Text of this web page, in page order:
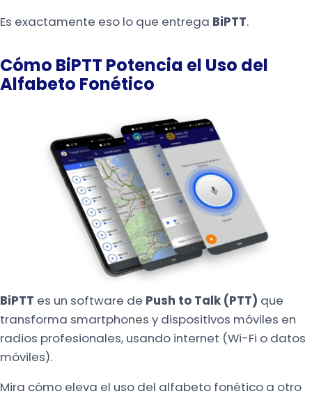
Es exactamente eso lo que entrega BiPTT.
Cómo BiPTT Potencia el Uso del
Alfabeto Fonético
BiPTT es un software de Push to Talk (PTT) que
transforma smartphones y dispositivos móviles en
radios profesionales, usando internet (Wi-Fi o datos
móviles).
Mira cómo eleva el uso del alfabeto fonético a otro